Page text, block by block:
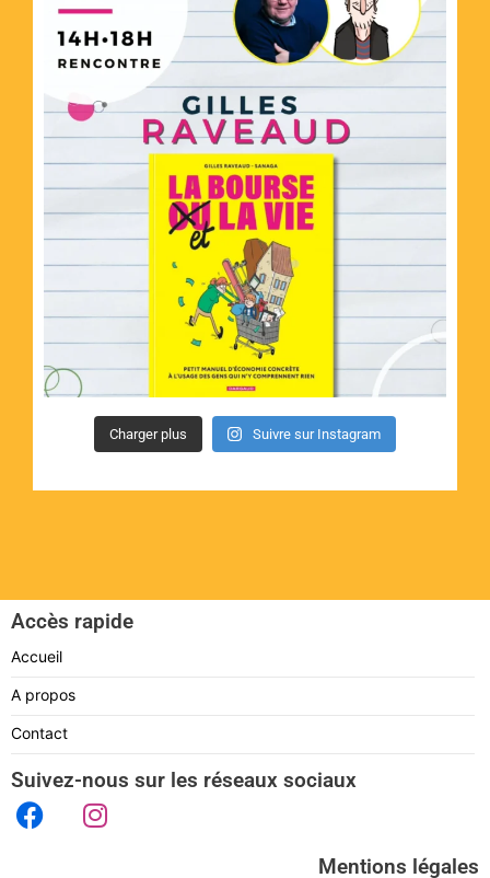
Charger plus Suivre sur Instagram
Accès rapide
Accueil
A propos
Contact
Suivez-nous sur les réseaux sociaux
Mentions légales